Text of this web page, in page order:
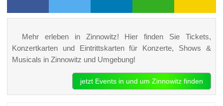
Mehr erleben in Zinnowitz! Hier finden Sie Tickets,
Konzertkarten und Eintrittskarten für Konzerte, Shows &
Musicals in Zinnowitz und Umgebung!
jetzt Events in und um Zinnowitz finden